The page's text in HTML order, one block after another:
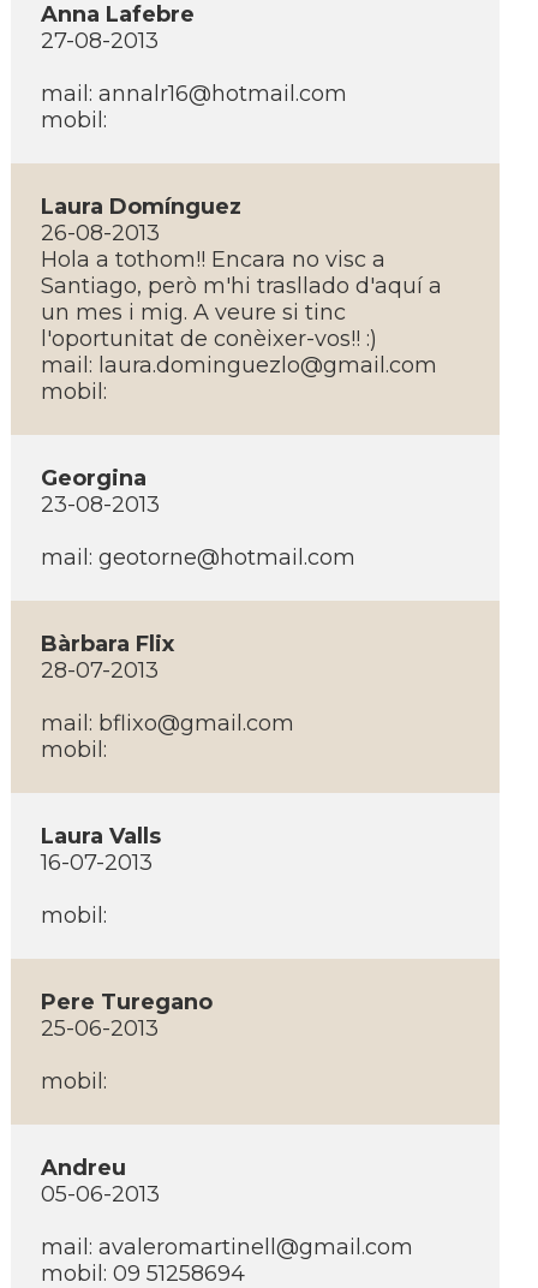
Anna Lafebre
27-08-2013
mail: annalr16@hotmail.com
mobil:
Laura Domí­nguez
26-08-2013
Hola a tothom!! Encara no visc a
Santiago, però m'hi trasllado d'aquí­ a
un mes i mig. A veure si tinc
l'oportunitat de conèixer-vos!! :)
mail: laura.dominguezlo@gmail.com
mobil:
Georgina
23-08-2013
mail: geotorne@hotmail.com
Bàrbara Flix
28-07-2013
mail: bflixo@gmail.com
mobil:
Laura Valls
16-07-2013
mobil:
Pere Turegano
25-06-2013
mobil:
Andreu
05-06-2013
mail: avaleromartinell@gmail.com
mobil: 09 51258694